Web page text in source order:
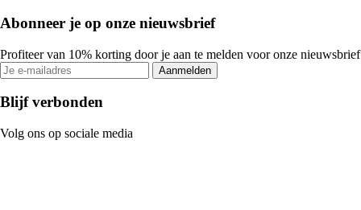
Abonneer je op onze nieuwsbrief
Profiteer van 10% korting door je aan te melden voor onze nieuwsbrief
Aanmelden
Blijf verbonden
Volg ons op sociale media